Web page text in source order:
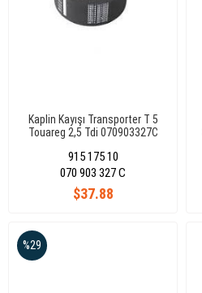
Kaplin Kayışı Transporter T 5
Touareg 2,5 Tdi 070903327C
915 175 10
$37.88
070 903 327 C
%29